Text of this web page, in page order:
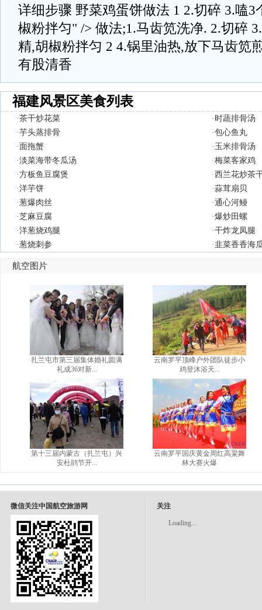
详细步骤 野菜鸡蛋饼做法 1 2.切碎 3.嗑3
椒粉拌匀" /> 做法;1.马齿笕洗净. 2.切碎
精,胡椒粉拌匀 2 4.锅里油热,放下马齿笕
有股清香
福建风景区美食列表
·茶干炒花菜 · 时蔬排骨汤
·芋头蒸排骨 ·包心鱼丸
· 面拖蟹 · 玉米排骨汤
·淡菜海带冬瓜汤 ·梅菜客家鸡
·方板鱼豆腐煲 ·西兰花炒茶
·洋芋饼 ·蒜茸扇贝
·葱爆肉丝 ·通心河鳗
·芝麻豆腐 ·爆炒田螺
·洋葱烧鸡腿 ·干炸龙凤腿
·葱烧刺参 ·韭菜香香海
航空图片
扎兰屯市第三届集体婚礼圆满
礼成36对新...
第十三届内蒙古（扎兰屯）兴
安杜鹃节开...
云南罗平顶峰户外团队徒步小
鸡登沐浴天...
云南罗平国庆黄金周红高粱舞
林大赛火爆
微信关注中国航空旅游网 关注
Loading...